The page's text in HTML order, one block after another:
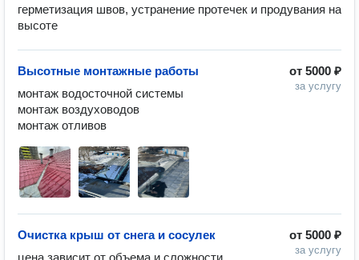
герметизация швов, устранение протечек и продувания на
высоте
от 5000 ₽
за услугу
Высотные монтажные работы
монтаж водосточной системы
монтаж воздуховодов
монтаж отливов
от 5000 ₽
за услугу
Очистка крыш от снега и сосулек
цена зависит от объема и сложности